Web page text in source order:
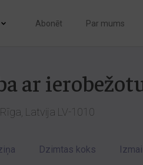
Abonēt Par mums
ar
Latvija LV-1010
Dzimtas koks